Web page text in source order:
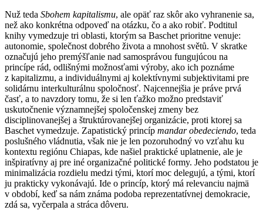
Nuž teda Sbohem kapitalismu, ale opäť raz skôr ako vyhranenie sa,
než ako konkrétna odpoveď na otázku, čo a ako robiť. Podtitul
knihy vymedzuje tri oblasti, ktorým sa Baschet prioritne venuje:
autonomie, společnost dobrého života a mnohost světů. V skratke
označujú jeho premýšľanie nad samosprávou fungujúcou na
princípe rád, odlišnými možnosťami výroby, ako ich poznáme
z kapitalizmu, a individuálnymi aj kolektívnymi subjektivitami pre
solidárnu interkulturálnu spoločnosť. Najcennejšia je práve prvá
časť, a to navzdory tomu, že si len ťažko možno predstaviť
uskutočnenie významnejšej spoločenskej zmeny bez
disciplinovanejšej a štruktúrovanejšej organizácie, proti ktorej sa
Baschet vymedzuje. Zapatistický princíp mandar obedeciendo, teda
poslušného vládnutia, však nie je len pozoruhodný vo vzťahu ku
kontextu regiónu Chiapas, kde našiel praktické uplatnenie, ale je
inšpiratívny aj pre iné organizačné politické formy. Jeho podstatou je
minimalizácia rozdielu medzi tými, ktorí moc delegujú, a tými, ktorí
ju prakticky vykonávajú. Ide o princíp, ktorý má relevanciu najmä
v období, keď sa nám známa podoba reprezentatívnej demokracie,
zdá sa, vyčerpala a stráca dôveru.